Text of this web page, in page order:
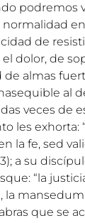
podremos
de
dolor, de
de almas
al
veces de
les exhorta:
la fe, sed
a su
“la
la
que se